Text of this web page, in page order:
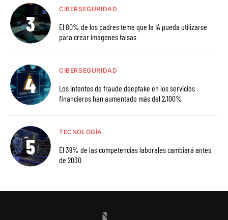
CIBERSEGURIDAD
El 80% de los padres teme que la IA pueda utilizarse
para crear imágenes falsas
CIBERSEGURIDAD
Los intentos de fraude deepfake en los servicios
financieros han aumentado más del 2,100%
TECNOLOGÍA
El 39% de las competencias laborales cambiará antes
de 2030